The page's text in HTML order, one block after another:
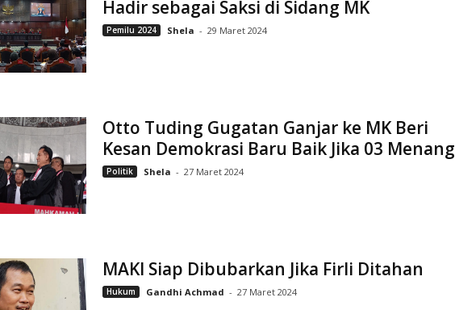
Hadir sebagai Saksi di Sidang MK
Pemilu 2024 Shela - 29 Maret 2024
Otto Tuding Gugatan Ganjar ke MK Beri
Kesan Demokrasi Baru Baik Jika 03 Menang
Politik Shela - 27 Maret 2024
MAKI Siap Dibubarkan Jika Firli Ditahan
Hukum Gandhi Achmad - 27 Maret 2024